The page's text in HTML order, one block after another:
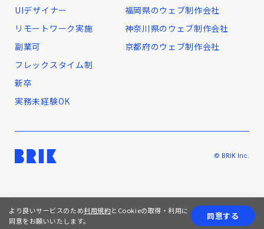
UIデザイナー
リモートワーク実施
副業可
フレックスタイム制
新卒
実務未経験OK
福岡県のウェブ制作会社
神奈川県のウェブ制作会社
京都府のウェブ制作会社
© BRIK Inc.
より良いサービスのため利用規約とCookieの取得・利用に
同意をお願いいたします。
同意する